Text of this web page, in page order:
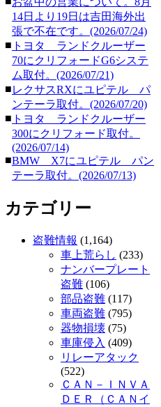
14日より19日は吉田海外出
張で不在です。(2026/07/24)
■ トヨタ ランドクルーザー
70にクリフォードG6システ
ム取付。(2026/07/21)
■レクサスRXにユピテル パ
ンテーラ取付。(2026/07/20)
■ トヨタ ランドクルーザー
300にクリフォード取付。
(2026/07/14)
■BMW X7にユピテル パン
テーラ取付。(2026/07/13)
カテゴリー
盗難情報 (1,164)
車上荒らし (233)
ナンバープレート
盗難 (106)
部品盗難 (117)
車両盗難 (795)
器物損壊 (75)
車庫侵入 (409)
リレーアタック
(522)
ＣＡＮ－ＩＮＶＡ
ＤＥＲ（ＣＡＮイ